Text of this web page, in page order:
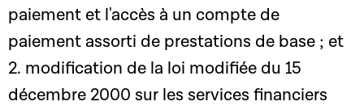
paiement et l'accès à un compte de
paiement assorti de prestations de base ; et
2. modification de la loi modifiée du 15
décembre 2000 sur les services financiers